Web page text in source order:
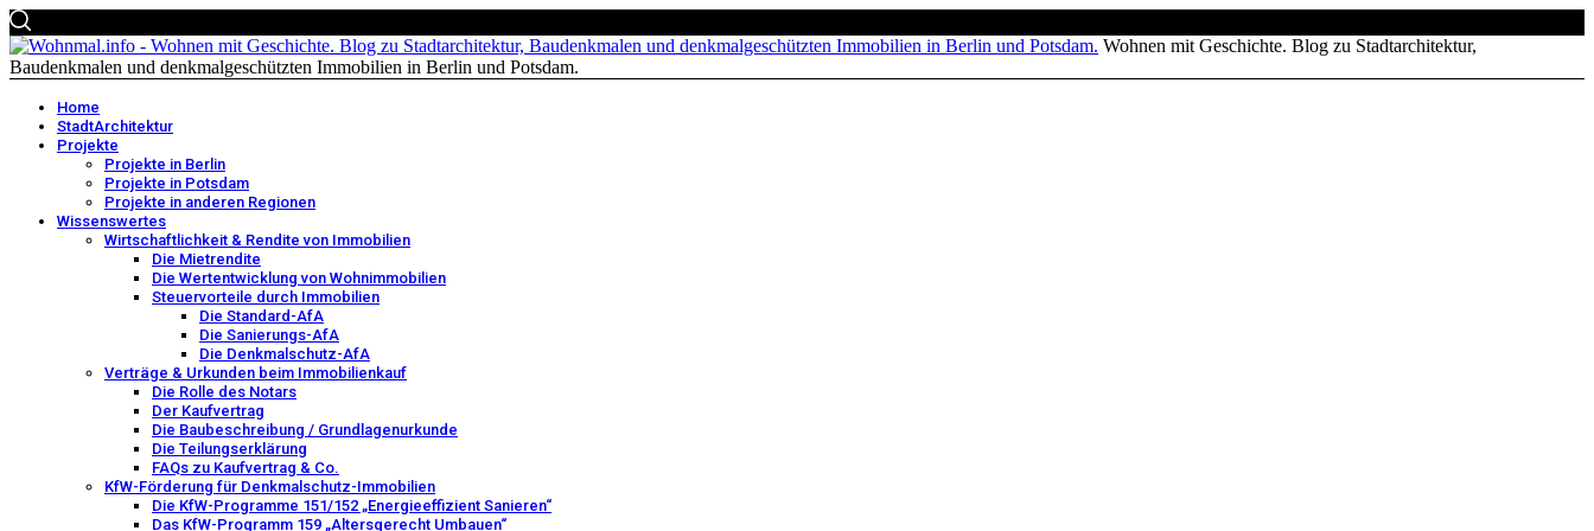
Wohnen mit Geschichte. Blog zu Stadtarchitektur,
Baudenkmalen und denkmalgeschützten Immobilien in Berlin und Potsdam.
Home
StadtArchitektur
Projekte
Projekte in Berlin
Projekte in Potsdam
Projekte in anderen Regionen
Wissenswertes
Wirtschaftlichkeit & Rendite von Immobilien
Die Mietrendite
Die Wertentwicklung von Wohnimmobilien
Steuervorteile durch Immobilien
Die Standard-AfA
Die Sanierungs-AfA
Die Denkmalschutz-AfA
Verträge & Urkunden beim Immobilienkauf
Die Rolle des Notars
Der Kaufvertrag
Die Baubeschreibung / Grundlagenurkunde
Die Teilungserklärung
FAQs zu Kaufvertrag & Co.
KfW-Förderung für Denkmalschutz-Immobilien
Die KfW-Programme 151/152 „Energieeffizient Sanieren“
Das KfW-Programm 159 „Altersgerecht Umbauen“